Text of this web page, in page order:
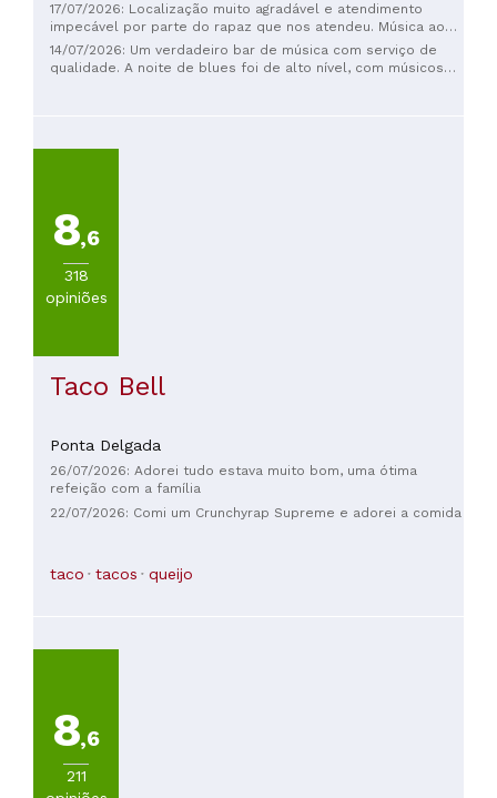
17/07/2026: Localização muito agradável e atendimento
impecável por parte do rapaz que nos atendeu. Música ao
vivo e ambiente informal.
14/07/2026: Um verdadeiro bar de música com serviço de
qualidade. A noite de blues foi de alto nível, com músicos
8,6
318
opiniões
Taco Bell
Ponta Delgada
26/07/2026: Adorei tudo estava muito bom, uma ótima
refeição com a família
22/07/2026: Comi um Crunchyrap Supreme e adorei a comida
taco tacos queijo
8,6
211